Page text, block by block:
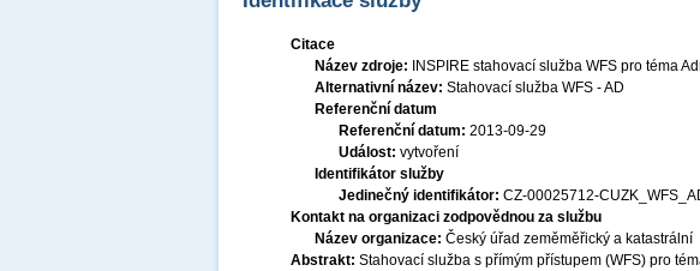
Citace
Název zdroje:
INSPIRE stahovací služba WFS pro téma
Alternativní název: Stahovací služba WFS - AD
Referenční datum
Referenční datum: 2013-09-29
Událost: vytvoření
Identifikátor služby
Jedinečný identifikátor: CZ-00025712-
Kontakt na organizaci zodpovědnou za službu
Název organizace: Český úřad zeměměřický a katastrální
Abstrakt: Stahovací služba s přímým přístupem (WFS) pro